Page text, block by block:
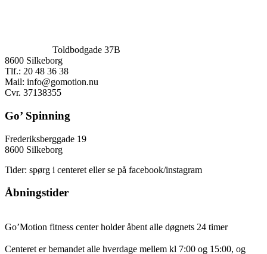
Toldbodgade 37B
8600 Silkeborg
Tlf.: 20 48 36 38
Mail: info@gomotion.nu
Cvr. 37138355
Go’ Spinning
Frederiksberggade 19
8600 Silkeborg
Tider: spørg i centeret eller se på facebook/instagram
Åbningstider
Go’Motion fitness center holder åbent alle døgnets 24 timer
Centeret er bemandet alle hverdage mellem kl 7:00 og 15:00, og